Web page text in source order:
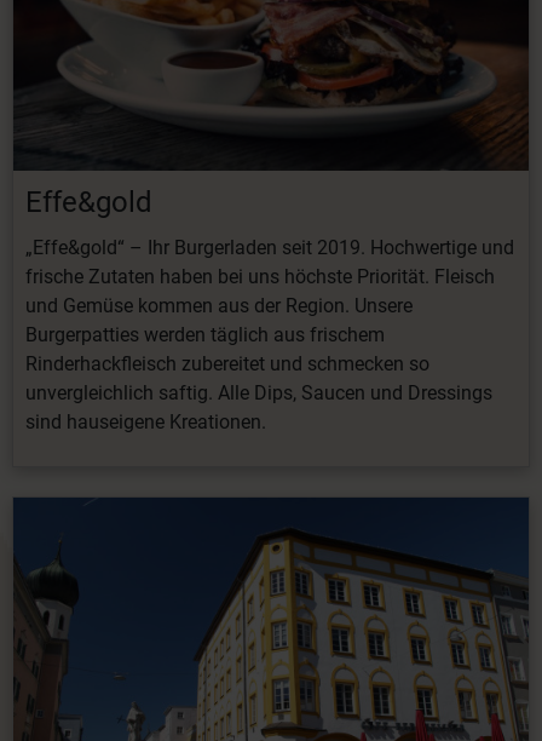
Effe&gold
„Effe&gold“ – Ihr Burgerladen seit 2019. Hochwertige und
frische Zutaten haben bei uns höchste Priorität. Fleisch
und Gemüse kommen aus der Region. Unsere
Burgerpatties werden täglich aus frischem
Rinderhackfleisch zubereitet und schmecken so
unvergleichlich saftig. Alle Dips, Saucen und Dressings
sind hauseigene Kreationen.